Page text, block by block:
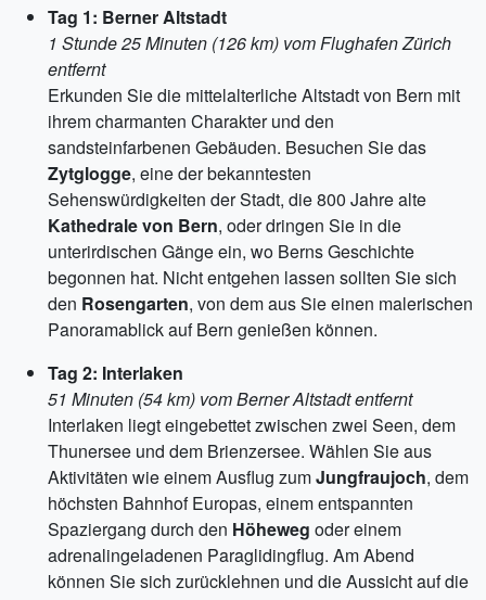
Tag 1: Berner Altstadt
1 Stunde 25 Minuten (126 km) vom Flughafen Zürich
entfernt
Erkunden Sie die mittelalterliche Altstadt von Bern mit
ihrem charmanten Charakter und den
sandsteinfarbenen Gebäuden. Besuchen Sie das
Zytglogge, eine der bekanntesten
Sehenswürdigkeiten der Stadt, die 800 Jahre alte
Kathedrale von Bern, oder dringen Sie in die
unterirdischen Gänge ein, wo Berns Geschichte
begonnen hat. Nicht entgehen lassen sollten Sie sich
den Rosengarten, von dem aus Sie einen malerischen
Panoramablick auf Bern genießen können.
Tag 2: Interlaken
51 Minuten (54 km) vom Berner Altstadt entfernt
Interlaken liegt eingebettet zwischen zwei Seen, dem
Thunersee und dem Brienzersee. Wählen Sie aus
Aktivitäten wie einem Ausflug zumJungfraujoch, dem
höchsten Bahnhof Europas, einem entspannten
Spaziergang durch den Höheweg oder einem
adrenalingeladenen Paraglidingflug. Am Abend
können Sie sich zurücklehnen und die Aussicht auf die